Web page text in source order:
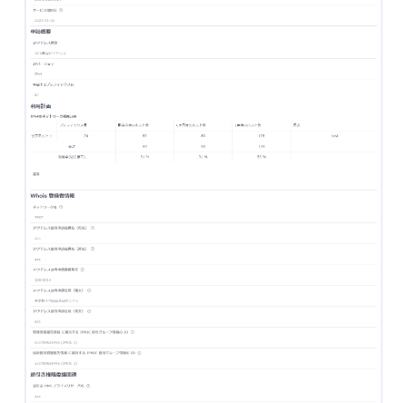
■ 基本構築ガイド
- Flexible InterConnect
- vUTM2